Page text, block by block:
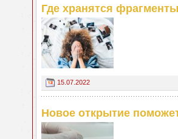
Где хранятся
15.07.2022
Новое открытие